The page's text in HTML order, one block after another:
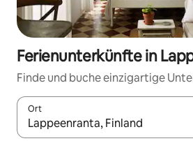
Ferienunterkünfte in
Finde und buche einzigartige
Ort
Wenn Ergebnisse verfügbar sind,